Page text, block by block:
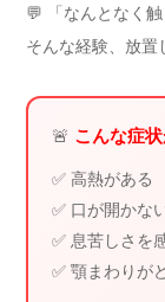
💬 「なんとなく
そんな経験、放置
🚨 こんな症
✅ 高熱がある
✅ 口が開かな
✅ 息苦しさを
✅ 顎まわりが